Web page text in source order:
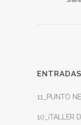
11_PUNTO
10_¡TALLER